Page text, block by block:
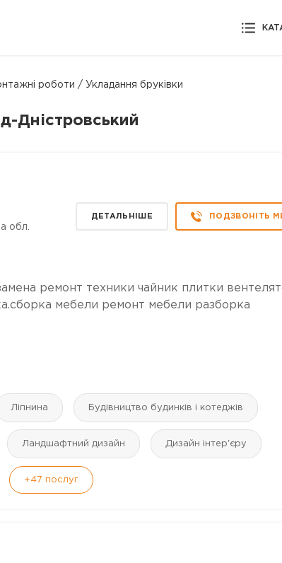
роботи / Укладання бруківки
Дністровський
обл.
ДЕТАЛЬНІШЕ ПОДЗВОНІТЬ
ремонт техники чайник плитки
мебели ремонт мебели разборка
Ліпнина Будівництво будинків і котеджів
Ландшафтний дизайн Дизайн інтер'єру
+47 послуг